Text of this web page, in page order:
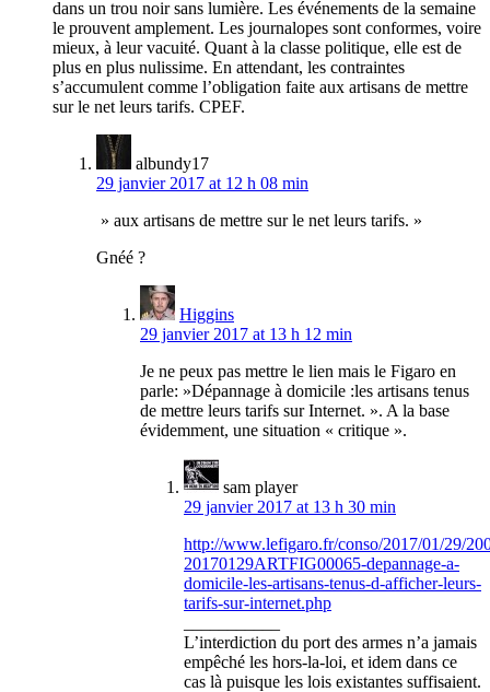
dans un trou noir sans lumière. Les événements de la semaine
le prouvent amplement. Les journalopes sont conformes, voire
mieux, à leur vacuité. Quant à la classe politique, elle est de
plus en plus nulissime. En attendant, les contraintes
s’accumulent comme l’obligation faite aux artisans de mettre
sur le net leurs tarifs. CPEF.
albundy17
29 janvier 2017 at 12 h 08 min
» aux artisans de mettre sur le net leurs tarifs. »
Gnéé ?
Higgins
29 janvier 2017 at 13 h 12 min
Je ne peux pas mettre le lien mais le Figaro en
parle: »Dépannage à domicile :les artisans tenus
de mettre leurs tarifs sur Internet. ». A la base
évidemment, une situation « critique ».
sam player
29 janvier 2017 at 13 h 30 min
http://www.lefigaro.fr/conso/2017/01/29/
20170129ARTFIG00065-depannage-a-
domicile-les-artisans-tenus-d-afficher-leurs-
tarifs-sur-internet.php
L’interdiction du port des armes n’a jamais
empêché les hors-la-loi, et idem dans ce
cas là puisque les lois existantes suffisaient.